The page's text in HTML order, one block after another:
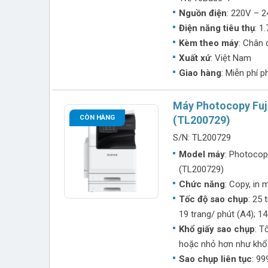
Nguồn điện: 220V –
Điện năng tiêu thụ:
Kèm theo máy: Chân
Xuất xứ: Việt Nam
Giao hàng: Miễn phí
CÒN HÀNG
Máy Photocopy
(TL200729)
S/N: TL200729
Model máy:
(TL200729)
Chức năng: Copy, in
Tốc độ sao chụp: 25
19 trang/ phút (A4);
Khổ giấy sao chụp:
hoặc nhỏ hơn như
Sao chụp liên tục: